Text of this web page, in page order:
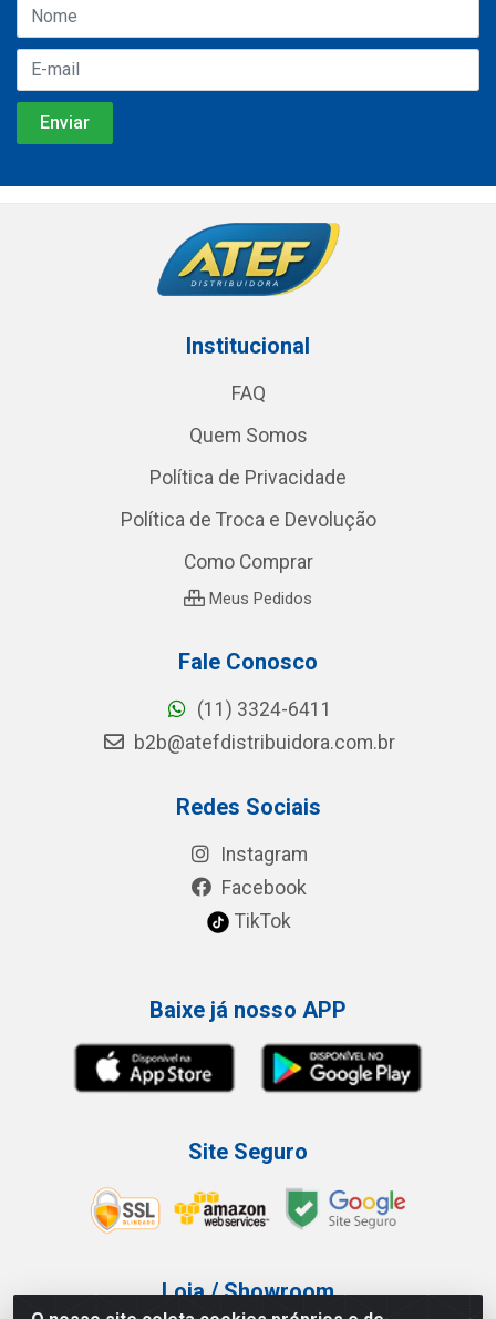
Institucional
FAQ
Quem Somos
Política de Privacidade
Política de Troca e Devolução
Como Comprar
Meus Pedidos
Fale Conosco
(11) 3324-6411
b2b@atefdistribuidora.com.br
Redes Sociais
Instagram
Facebook
TikTok
Baixe já nosso APP
Site Seguro
Loja / Showroom